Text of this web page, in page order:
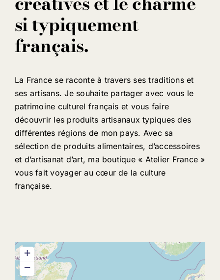
si typiquement
français.
La France se raconte à travers ses traditions et
ses artisans. Je souhaite partager avec vous le
patrimoine culturel français et vous faire
découvrir les produits artisanaux typiques des
différentes régions de mon pays. Avec sa
sélection de produits alimentaires, d’accessoires
et d’artisanat d’art, ma boutique « Atelier France »
vous fait voyager au cœur de la culture
française.
+
−